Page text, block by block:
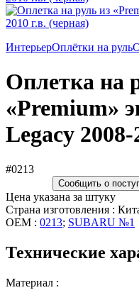
ИнтерьерОплётки на руль
Оплетка на
«Premium»
Legacy
#0213
Сообщить о
Цена указана за штуку
Страна изготовления :
OEM : 0213; SUBARU №1
Технические
Материал :